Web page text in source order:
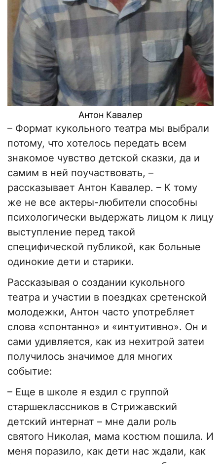
Антон Кавалер
– Формат кукольного театра мы выбрали
потому, что хотелось передать всем
знакомое чувство детской сказки, да и
самим в ней поучаствовать, –
рассказывает Антон Кавалер. – К тому
же не все актеры-любители способны
психологически выдержать лицом к лицу
выступление перед такой
специфической публикой, как больные
одинокие дети и старики.
Рассказывая о создании кукольного
театра и участии в поездках сретенской
молодежки, Антон часто употребляет
слова «спонтанно» и «интуитивно». Он и
сами удивляется, как из нехитрой затеи
получилось значимое для многих
событие:
– Еще в школе я ездил с группой
старшеклассников в Стрижавский
детский интернат – мне дали роль
святого Николая, мама костюм пошила. И
меня поразило, как дети нас ждали, как